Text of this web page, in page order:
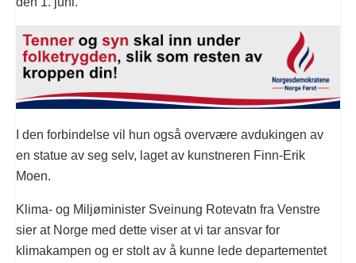
I den forbindelse vil hun også overvære avdukingen av
en statue av seg selv, laget av kunstneren Finn-Erik
Moen.
Klima- og Miljøminister Sveinung Rotevatn fra Venstre
sier at Norge med dette viser at vi tar ansvar for
klimakampen og er stolt av å kunne lede departementet